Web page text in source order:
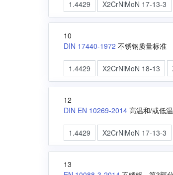
1.4429 X2CrNiMoN 17-13-3
10
DIN 17440-1972 不锈钢质量标准
1.4429 X2CrNiMoN 18-13
12
DIN EN 10269-2014 高温和/或低
1.4429 X2CrNiMoN 17-13-3
13